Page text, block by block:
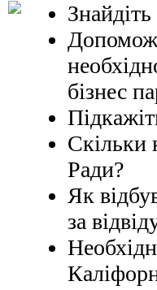
бізнес
Скільки
Ради?
Як
за